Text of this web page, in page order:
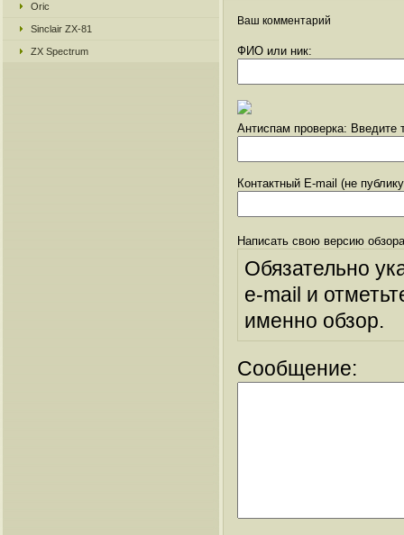
Oric
Sinclair ZX-81
ZX Spectrum
Ваш комментарий
ФИО или ник:
Антиспам проверка: Введите
Контактный E-mail (не
Написать свою версию
Обязательно
e-mail и
именно обзор.
Сообщение: